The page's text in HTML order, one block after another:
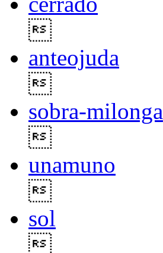
anteojuda
sobra-milonga
unamuno
sol